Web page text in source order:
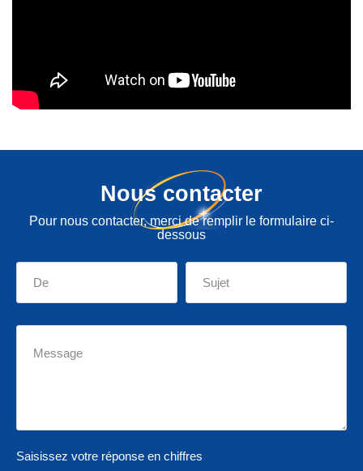
Nous contacter
Pour nous contacter, merci de remplir le formulaire ci-
dessous
Saisissez votre réponse en chiffres